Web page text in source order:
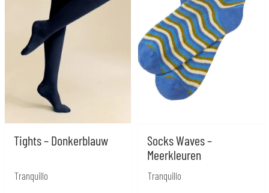
Tights – Donkerblauw
Tranquillo
Socks Waves –
Meerkleuren
Tranquillo